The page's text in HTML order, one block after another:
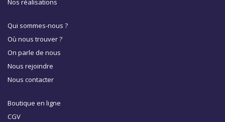
Nos réalisations
Qui sommes-nous ?
Où nous trouver ?
On parle de nous
Nous rejoindre
Nous contacter
Boutique en ligne
CGV